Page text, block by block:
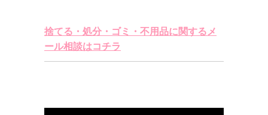
捨てる・処分・ゴミ・不用品に関するメ
ール相談はコチラ